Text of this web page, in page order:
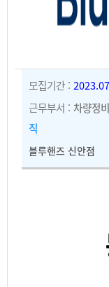
모집기간 :
근무부서 : 차량정비
직
블루핸즈 신안점